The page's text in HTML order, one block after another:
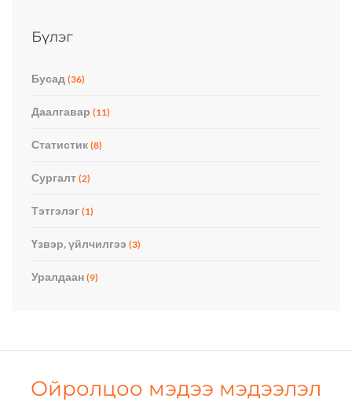
Бүлэг
Бусад (36)
Даалгавар (11)
Статистик (8)
Сургалт (2)
Тэтгэлэг (1)
Үзвэр, үйлчилгээ (3)
Уралдаан (9)
Ойролцоо мэдээ мэдээлэл